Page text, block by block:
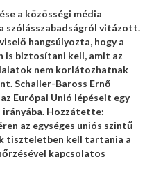
a közösségi média
szólásszabadságról vitázott.
hangsúlyozta, hogy a
is biztosítani kell, amit az
nem korlátozhatnak
Schaller-Baross Ernő
Európai Unió lépéseit egy
irányába. Hozzátette:
az egységes uniós szintű
tiszteletben kell tartania a
kapcsolatos